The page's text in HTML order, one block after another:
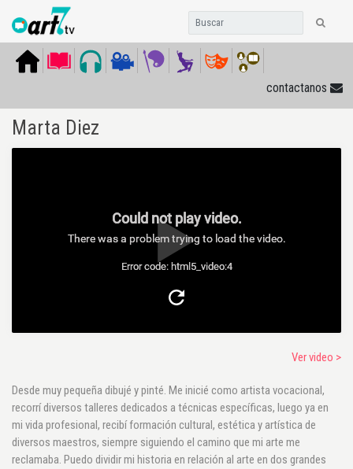
contactanos
Marta Diez
Could not play video.
There was a problem trying to load the video.
Error code: html5_video:4
Ver video >
Desde muy pequeña dibujé y pinté. Me inicié como artista vocacional,
recorrí diversos talleres dedicados a técnicas específicas, luego ya en
mi vida profesional, recibí formación cultural, estética y artística de
diversos maestros, siempre siguiendo el camino que mi arte me
reclamaba. Puedo dividir mi historia en relación al arte en dos grandes